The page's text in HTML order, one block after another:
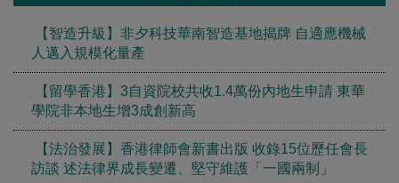
【智造升級】非夕科技華南智造基地揭牌 自適應機械
人邁入規模化量產
【留學香港】3自資院校共收1.4萬份內地生申請 東華
學院非本地生增3成創新高
【法治發展】香港律師會新書出版 收錄15位歷任會長
訪談 述法律界成長變遷、堅守維護「一國兩制」